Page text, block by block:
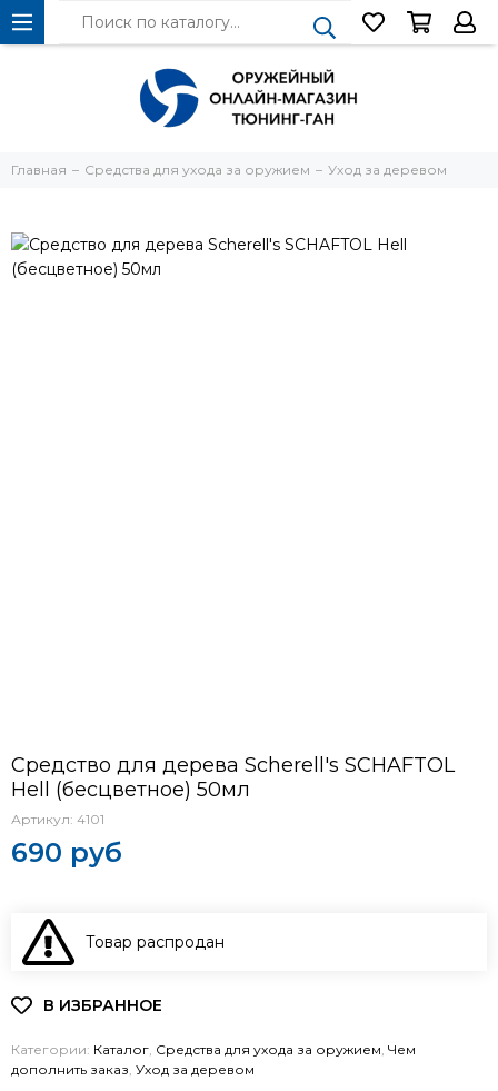
Главная Средства для ухода за оружием Уход за деревом
Средство для дерева Scherell's SCHAFTOL
Hell (бесцветное) 50мл
Артикул: 4101
690 руб
Товар распродан
Категории: Каталог, Средства для ухода за оружием, Чем
дополнить заказ, Уход за деревом